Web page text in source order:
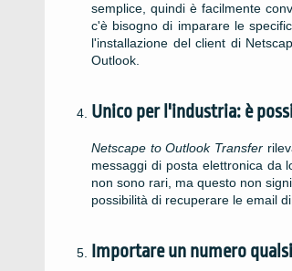
semplice, quindi è facilmente
c'è bisogno di imparare le
l'installazione del client di
Outlook.
Unico per l'industria: è
Netscape to Outlook Transfer
messaggi di posta elettronica da
non sono rari, ma questo non
possibilità di recuperare le email
Importare un numero